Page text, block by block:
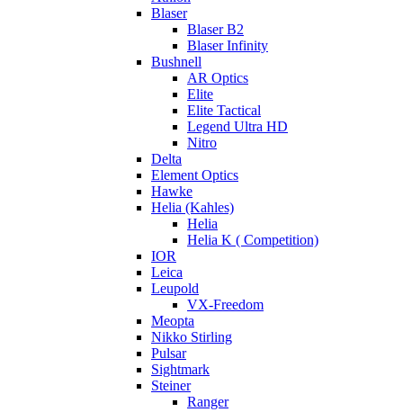
Blaser
Blaser B2
Blaser Infinity
Bushnell
AR Optics
Elite
Elite Tactical
Legend Ultra HD
Nitro
Delta
Element Optics
Hawke
Helia (Kahles)
Helia
Helia K ( Competition)
IOR
Leica
Leupold
VX-Freedom
Meopta
Nikko Stirling
Pulsar
Sightmark
Steiner
Ranger